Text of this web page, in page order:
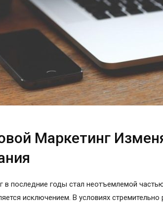
Маркетинг
в последние годы стал неотъемлемой
исключением. В условиях